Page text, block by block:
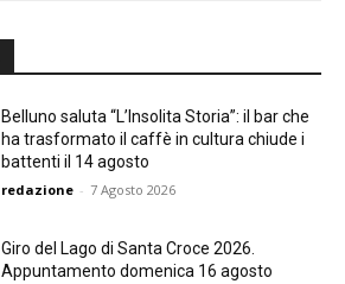
Belluno saluta “L’Insolita Storia”: il bar che
ha trasformato il caffè in cultura chiude i
battenti il 14 agosto
redazione - 7 Agosto 2026
Giro del Lago di Santa Croce 2026.
Appuntamento domenica 16 agosto